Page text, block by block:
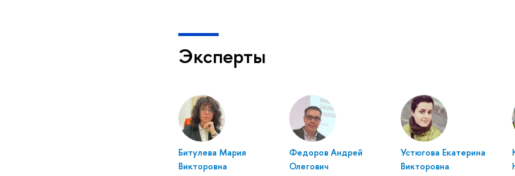
Эксперты
Битулева Мария
Викторовна
Федоров Андрей
Олегович
Устюгова Екатерина
Викторовна